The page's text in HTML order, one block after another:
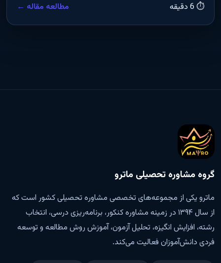
⏱ 6 دقیقه
مطالعه مقاله ←
گروه مشاوره تحصیلی ماترو
ماترو یکی از مجموعه‌های تخصصی مشاوره تحصیلی کشور است که
از سال ۱۳۹۴ در زمینه مشاوره کنکور، برنامه‌ریزی درسی، انتخاب
رشته، افزایش انگیزه، تحلیل آزمون، آموزش روش مطالعه و توسعه
فردی دانش‌آموزان فعالیت می‌کند.